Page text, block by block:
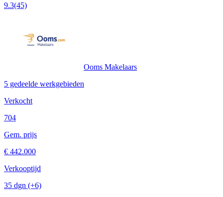
9.3(45)
Ooms Makelaars
5 gedeelde werkgebieden
Verkocht
704
Gem. prijs
€ 442.000
Verkooptijd
35 dgn (+6)